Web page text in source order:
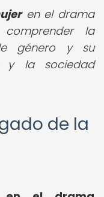
en el drama
la
género y su
y la sociedad
de la